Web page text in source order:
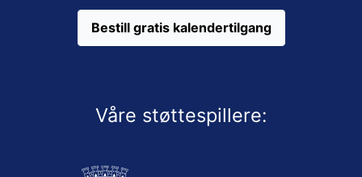
Bestill gratis kalendertilgang
Våre støttespillere: